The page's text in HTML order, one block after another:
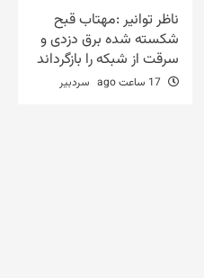
ناظر توانیر :مهتاب قبح
شکسته شده برق دزدی و
سرقت از شبکه را بازگرداند
سردبیر